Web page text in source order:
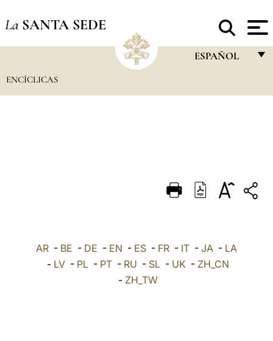
La SANTA SEDE
ESPAÑOL
DEUTSCH
العربيّة
中文
ENCÍCLICAS
AR - BE - DE - EN - ES - FR - IT - JA - LA
- LV- PL- PT- RU - SL- UK - ZH_CN
- ZH_TW